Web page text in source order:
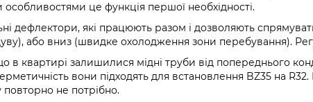
це функція першої необхідності.
дефлектори, які працюють разом і дозволяють
або вниз (швидке охолодження зони перебування).
в квартирі залишилися мідні труби від попереднього
вони підходять для встановлення BZ35 на
повторно не потрібно.